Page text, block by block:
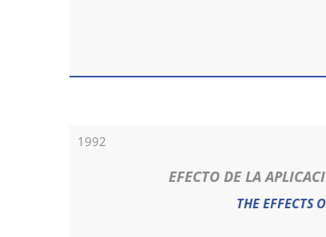
1992
EFECTO DE LA
THE EFFECTS